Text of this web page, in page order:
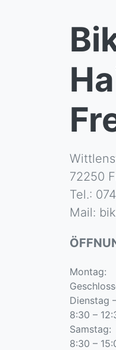
72250
Tel.:
Mail:
Montag:
Dienstag
8:30 –
Samstag:
8:30 –